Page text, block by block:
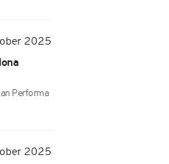
2025
Performa
2025